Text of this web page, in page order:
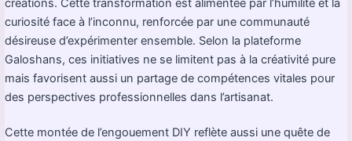
curiosité face à l’inconnu, renforcée par une communauté
désireuse d’expérimenter ensemble. Selon la plateforme
Galoshans, ces initiatives ne se limitent pas à la créativité pure
mais favorisent aussi un partage de compétences vitales pour
des perspectives professionnelles dans l’artisanat.
Cette montée de l’engouement DIY reflète aussi une quête de